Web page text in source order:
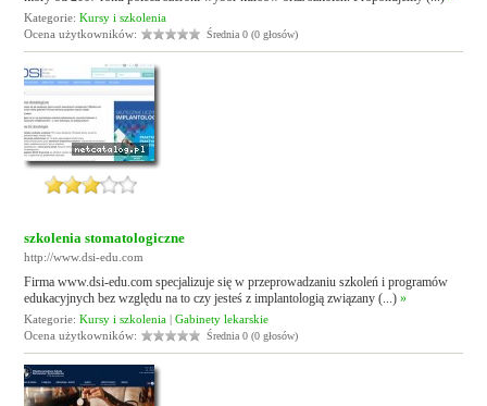
Kategorie:Kursy i szkolenia
Ocena użytkowników:
Średnia 0 (0 głosów)
szkolenia stomatologiczne
http://www.dsi-edu.com
Firma www.dsi-edu.com specjalizuje się w przeprowadzaniu szkoleń i programów
edukacyjnych bez względu na to czy jesteś z implantologią związany (...)»
Kategorie:Kursy i szkolenia |Gabinety lekarskie
Ocena użytkowników:
Średnia 0 (0 głosów)